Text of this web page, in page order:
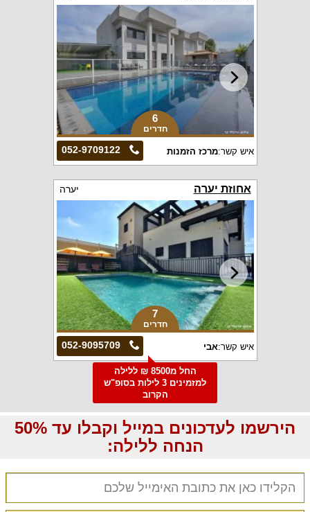
6
חדרים
052-9709122 איש קשר:מרכז הזמנות
אחוזת יערה יערה
7
חדרים
052-9095709 איש קשר:אבי
החל מ8500 ₪ ללילה
למזמינים 3 לילות בסופ"ש
הקרוב
הירשמו לעדכונים במייל וקבלו עד 50%
הנחה ללילה: